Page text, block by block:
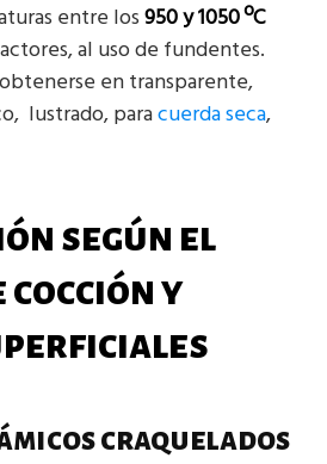
entre los950 y 1050 ºC
al uso de fundentes.
en transparente,
lustrado, paracuerda seca,
según el
cocción y
craquelados